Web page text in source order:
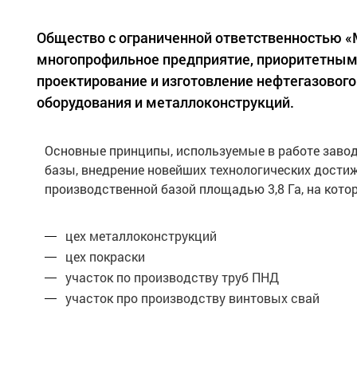
Общество с ограниченной
многопрофильное предприятие,
проектирование и изготовление
оборудования и металлоконструкций.
Основные принципы, используемые в работе
базы, внедрение новейших технологических
производственной базой площадью 3,8 Га, на
цех металлоконструкций
цех покраски
участок по производству труб ПНД
участок про производству винтовых свай